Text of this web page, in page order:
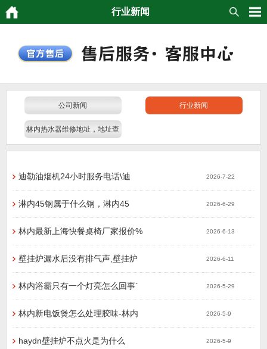
行业新闻
公司新闻 行业新闻
林内热水器维修地址，地址查
迪勒油烟机24小时服务电话\迪 2026-7-22
淋内45钢属于什么钢，淋内45 2026-6-29
林内最新上海快餐桌椅厂家报价% 2026-6-13
壁挂炉漏水后没有排气声,壁挂炉 2026-6-11
林内浴霸只有一个灯亮怎么回事` 2026-5-29
林内新电饭煲怎么处理胶味-林内 2026-5-9
haydn壁挂炉不点火是为什么 2026-5-9